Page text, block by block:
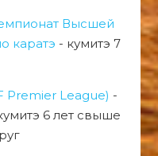
Высшей
каратэ - кумитэ 7
Premier League) -
6 лет свыше